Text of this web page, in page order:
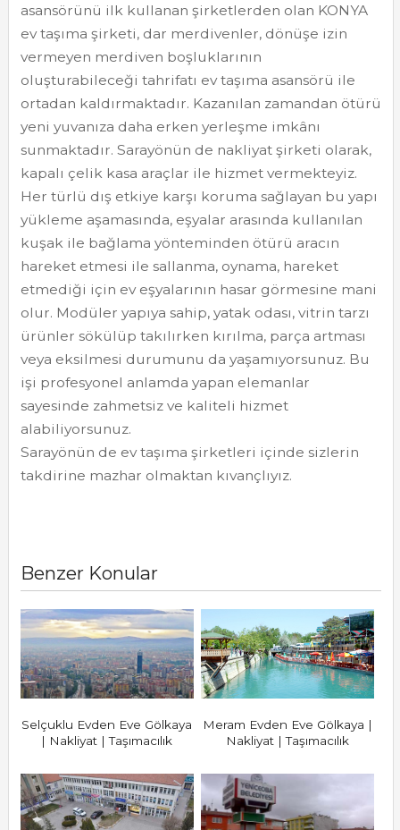
asansörünü ilk kullanan şirketlerden olan KONYA
ev taşıma şirketi, dar merdivenler, dönüşe izin
vermeyen merdiven boşluklarının
oluşturabileceği tahrifatı ev taşıma asansörü ile
ortadan kaldırmaktadır. Kazanılan zamandan ötürü
yeni yuvanıza daha erken yerleşme imkânı
sunmaktadır. Sarayönün de nakliyat şirketi olarak,
kapalı çelik kasa araçlar ile hizmet vermekteyiz.
Her türlü dış etkiye karşı koruma sağlayan bu yapı
yükleme aşamasında, eşyalar arasında kullanılan
kuşak ile bağlama yönteminden ötürü aracın
hareket etmesi ile sallanma, oynama, hareket
etmediği için ev eşyalarının hasar görmesine mani
olur. Modüler yapıya sahip, yatak odası, vitrin tarzı
ürünler sökülüp takılırken kırılma, parça artması
veya eksilmesi durumunu da yaşamıyorsunuz. Bu
işi profesyonel anlamda yapan elemanlar
sayesinde zahmetsiz ve kaliteli hizmet
alabiliyorsunuz.
Sarayönün de ev taşıma şirketleri içinde sizlerin
takdirine mazhar olmaktan kıvançlıyız.
Benzer Konular
Selçuklu Evden Eve Gölkaya
| Nakliyat | Taşımacılık
Meram Evden Eve Gölkaya |
Nakliyat | Taşımacılık